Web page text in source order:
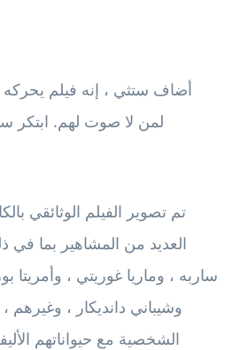
أضاف ستثي ، إنه فيلم
لمن لا صوت لهم. ابتكر
تم تصوير الفيلم الوثائقي
العديد من المشاهير بما في
ساربه ، وماريا غوريتي ، وأمريتا
وشيباني دانديكار ، وغيرهم
الشخصية مع حيواناتهم